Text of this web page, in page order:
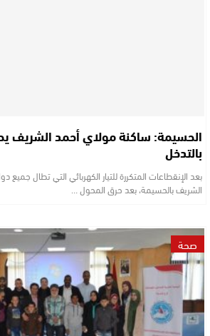
الحسيمة: ساكنة مولاي أحمد الشريف
بالتدخل
بعد الإنقطاعات المتكررة للتيار الكهربائي التي تطال
الشريف بالحسيمة، بعد حرق المحول …
صحة